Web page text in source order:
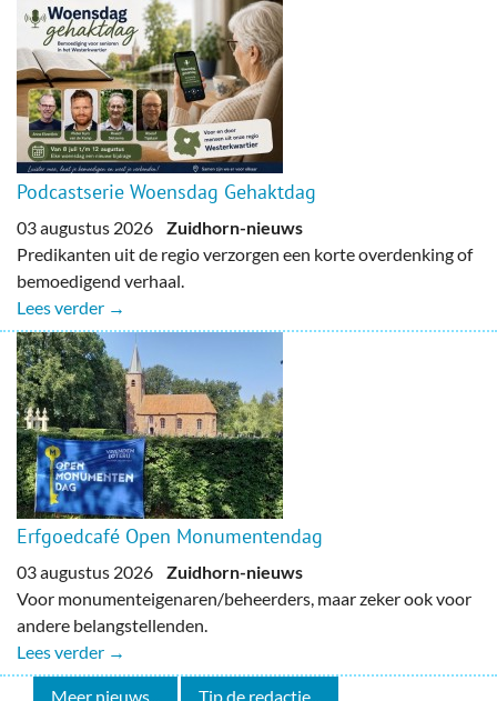
Podcastserie Woensdag Gehaktdag
03 augustus 2026 Zuidhorn-nieuws
Predikanten uit de regio verzorgen een korte overdenking of
bemoedigend verhaal.
Lees verder →
Erfgoedcafé Open Monumentendag
03 augustus 2026 Zuidhorn-nieuws
Voor monumenteigenaren/beheerders, maar zeker ook voor
andere belangstellenden.
Lees verder →
Meer nieuws... Tip de redactie...